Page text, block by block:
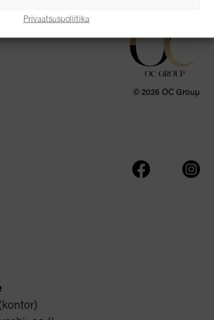
Privaatsuspoliitika
© 2026 OC Group
(kontor)